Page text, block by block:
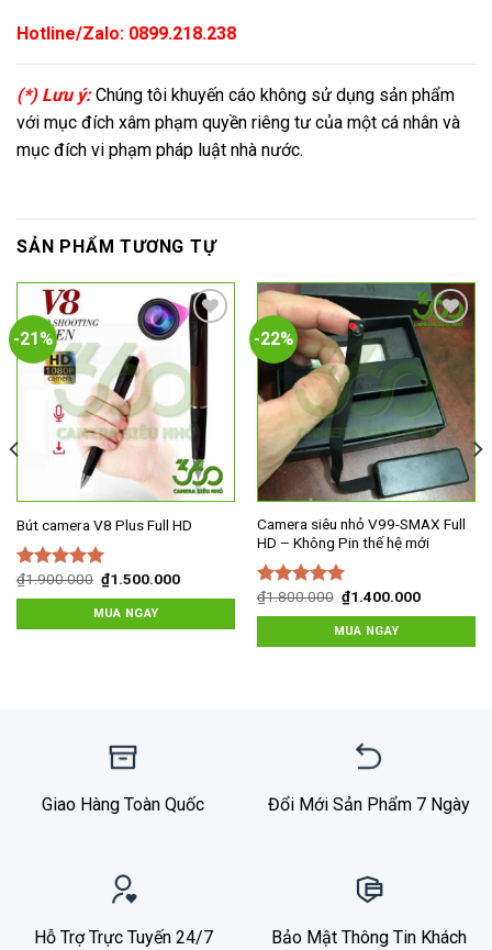
Hotline/Zalo: 0899.218.238
(*) Lưu ý: Chúng tôi khuyến cáo không sử dụng sản phẩm
với mục đích xâm phạm quyền riêng tư của một cá nhân và
mục đích vi phạm pháp luật nhà nước.
SẢN PHẨM TƯƠNG TỰ
-21%
Add to
wishlist
Bút camera V8 Plus Full HD
Được xếp
hạng5.005
₫1.900.000 Giá
gốc
là:
₫1.900.000.
₫1.500.000Giá
₫1.500.000.
MUA NGAY
-22%
Add to
wishlist
Camera siêu nhỏ V99-SMAX Full
HD – Không Pin thế hệ mới
Được xếp
hạng5.005
₫1.800.000 Giá
gốc
là:
₫1.800.000.
₫1.400.000Giá
MUA NGAY
Giao Hàng Toàn Quốc Đổi Mới Sản Phẩm 7 Ngày
Hỗ Trợ Trực Tuyến 24/7
Bảo Mật Thông Tin Khách